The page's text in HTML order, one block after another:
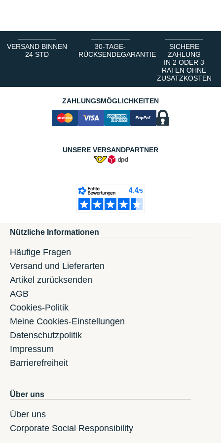
VERSAND BINNEN
24 STD
30-TAGE-
RÜCKSENDEGARANTIE
SICHERE
ZAHLUNG
IN 2 ODER 3
RATEN OHNE
ZUSATZKOSTEN
ZAHLUNGSMÖGLICHKEITEN
UNSERE VERSANDPARTNER
Nützliche Informationen
Häufige Fragen
Versand und Lieferarten
Artikel zurücksenden
AGB
Cookies-Politik
Meine Cookies-Einstellungen
Datenschutzpolitik
Impressum
Barrierefreiheit
Über uns
Über uns
Corporate Social Responsibility